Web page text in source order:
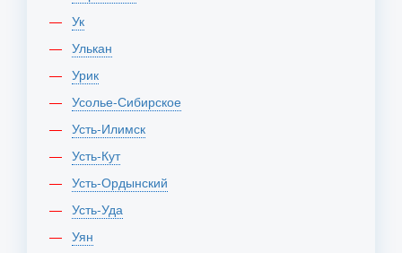
Ук
Улькан
Урик
Усолье-Сибирское
Усть-Илимск
Усть-Кут
Усть-Ордынский
Усть-Уда
Уян